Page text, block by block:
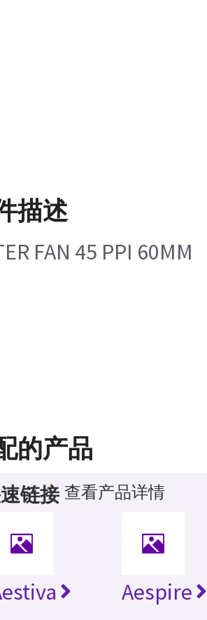
描述
FAN 45 PPI 60MM
的产品
链接 查看产品详情
Aespire